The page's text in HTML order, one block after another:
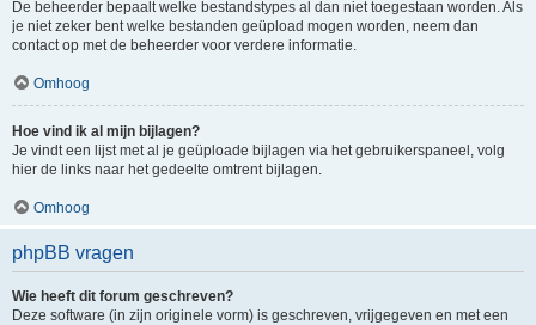
De beheerder bepaalt welke bestandstypes al dan niet toegestaan worden. Als
je niet zeker bent welke bestanden geüpload mogen worden, neem dan
contact op met de beheerder voor verdere informatie.
Omhoog
Hoe vind ik al mijn bijlagen?
Je vindt een lijst met al je geüploade bijlagen via het gebruikerspaneel, volg
hier de links naar het gedeelte omtrent bijlagen.
Omhoog
phpBB vragen
Wie heeft dit forum geschreven?
Deze software (in zijn originele vorm) is geschreven, vrijgegeven en met een